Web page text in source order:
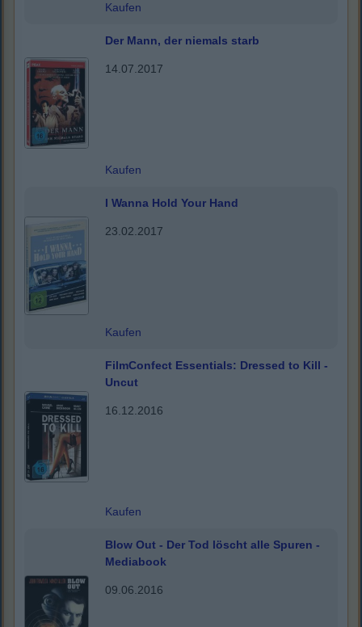
Kaufen
Der Mann, der niemals starb
14.07.2017
Kaufen
I Wanna Hold Your Hand
23.02.2017
Kaufen
FilmConfect Essentials: Dressed to Kill -
Uncut
16.12.2016
Kaufen
Blow Out - Der Tod löscht alle Spuren -
Mediabook
09.06.2016